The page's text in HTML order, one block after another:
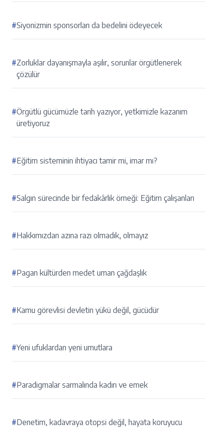
#Siyonizmin sponsorları da bedelini ödeyecek
#Zorluklar dayanışmayla aşılır, sorunlar örgütlenerek
çözülür
#Örgütlü gücümüzle tarih yazıyor, yetkimizle kazanım
üretiyoruz
#Eğitim sisteminin ihtiyacı tamir mi, imar mı?
#Salgın sürecinde bir fedakârlık örneği: Eğitim çalışanları
#Hakkımızdan azına razı olmadık, olmayız
#Pagan kültürden medet uman çağdaşlık
#Kamu görevlisi devletin yükü değil, gücüdür
#Yeni ufuklardan yeni umutlara
#Paradigmalar sarmalında kadın ve emek
#Denetim, kadavraya otopsi değil, hayata koruyucu